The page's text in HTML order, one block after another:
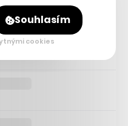
Souhlasím
cookies